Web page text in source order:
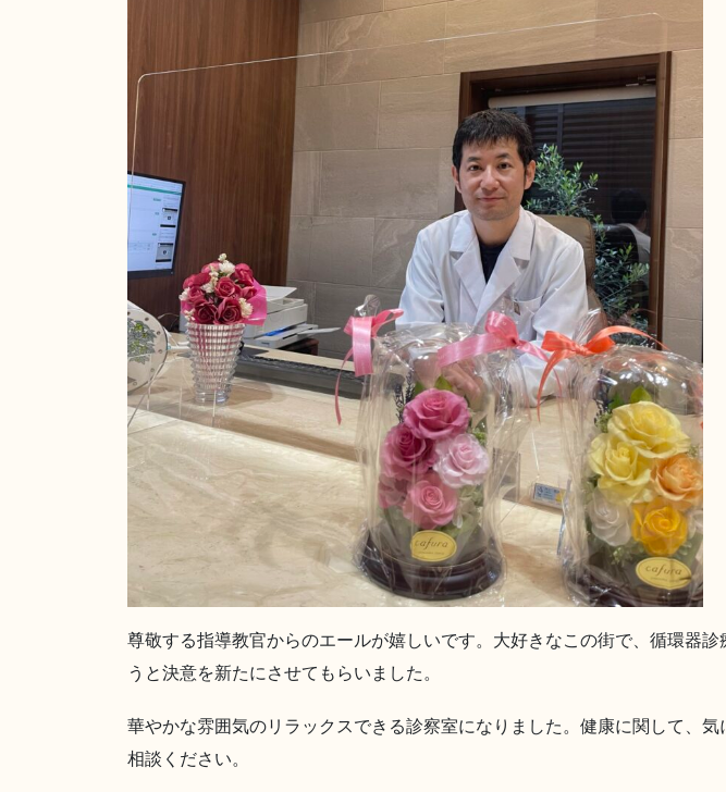
尊敬する指導教官からのエールが嬉しいです。大好きなこの街で、循環器診
うと決意を新たにさせてもらいました。
華やかな雰囲気のリラックスできる診察室になりました。健康に関して、
相談ください。